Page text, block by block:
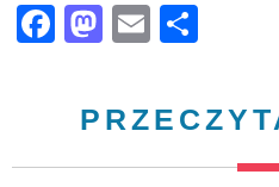
Facebook
Mastodon
Email